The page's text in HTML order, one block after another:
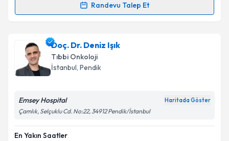
Randevu Talep Et
takvim hazırlandığında e-posta ile bilgilendireceğiz.
E-posta Adresiniz
Kişisel verilerimin işlenmesine ilişkin
Metni'ni okudum ve kişisel verilerimin belirtilen
kapsamda işlenmesini kabul ediyorum.
Doç. Dr. Deniz Işık
Tıbbi Onkoloji
İstanbul, Pendik
Emsey Hospital Haritada Göster
Çamlık, Selçuklu Cd. No:22, 34912 Pendik/İstanbul
En Yakın Saatler